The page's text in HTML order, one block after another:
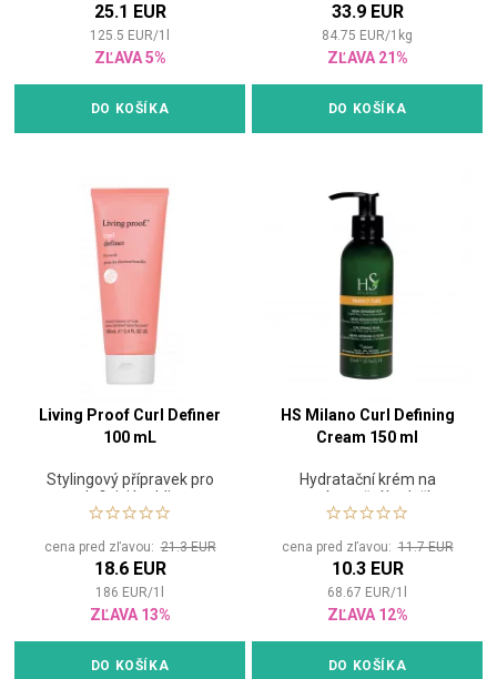
25.1 EUR
125.5 EUR/1
ZĽAVA 5%
DO KOŠÍKA
33.9 EUR
84.75 EUR/1 kg
ZĽAVA 21%
DO KOŠÍKA
Living Proof Curl Definer
100 mL
Stylingový přípravek pro
definici kudrlin
cena pred zľavou:21.3 EUR
18.6 EUR
186 EUR/1
ZĽAVA 13%
DO KOŠÍKA
HS Milano Curl Defining
Cream 150 ml
Hydratační krém na
zvýraznění kadeří
cena pred zľavou:11.7 EUR
10.3 EUR
68.67 EUR/1
ZĽAVA 12%
DO KOŠÍKA